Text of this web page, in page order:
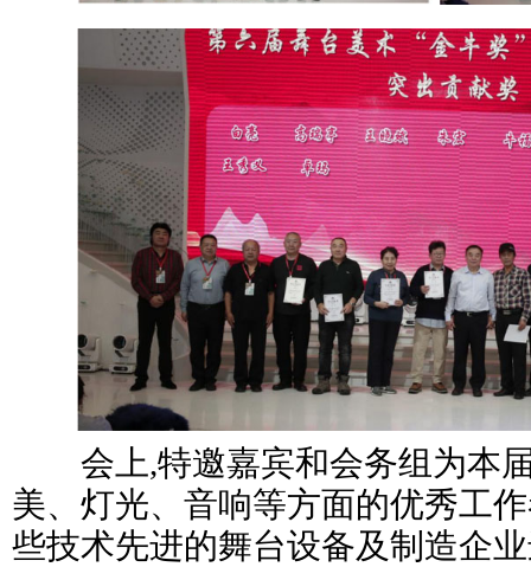
会上,特邀嘉宾和会务组为本届
美、灯光、音响等方面的优秀工
些技术先进的舞台设备及制造企